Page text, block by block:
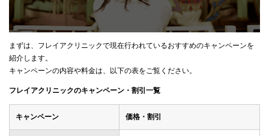
まずは、フレイアクリニックで現在行われているおすすめのキャンペーンを
紹介します。
キャンペーンの内容や料金は、以下の表をご覧ください。
フレイアクリニックのキャンペーン・割引一覧
キャンペーン 価格・割引